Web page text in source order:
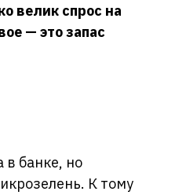
велик спрос на
— это запас
в банке, но
К тому